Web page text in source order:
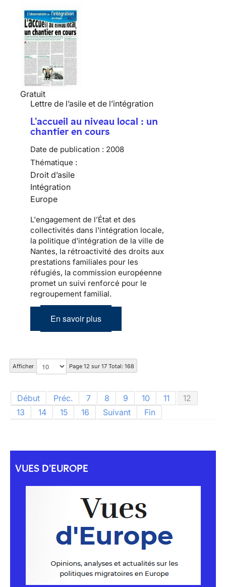
Gratuit
Lettre de l’asile et de l’intégration
L'accueil au niveau local : un
chantier en cours
Date de publication : 2008
Thématique :
Droit d’asile
Intégration
Europe
L'engagement de l’État et des
collectivités dans l'intégration locale,
la politique d'intégration de la ville de
Nantes, la rétroactivité des droits aux
prestations familiales pour les
réfugiés, la commission européenne
promet un suivi renforcé pour le
regroupement familial.
En savoir plus
Afficher Page 12 sur 17 Total: 168
Début Préc. 7 8 9 10 11
12
13
14 15 16 Suivant Fin
VUES D'EUROPE